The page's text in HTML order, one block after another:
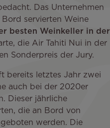
Das Unternehmen
servierten Weine
besten Weinkeller in der
die Air Tahiti Nui in der
Sonderpreis der Jury.
bereits letztes Jahr zwei
auch bei der 2020er
Dieser jährliche
die an Bord von
werden. Die